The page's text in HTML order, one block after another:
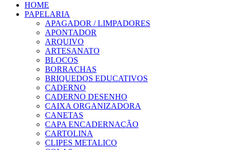
HOME
PAPELARIA
APAGADOR / LIMPADORES
APONTADOR
ARQUIVO
ARTESANATO
BLOCOS
BORRACHAS
BRIQUEDOS EDUCATIVOS
CADERNO
CADERNO DESENHO
CAIXA ORGANIZADORA
CANETAS
CAPA ENCADERNAÇÃO
CARTOLINA
CLIPES METALICO